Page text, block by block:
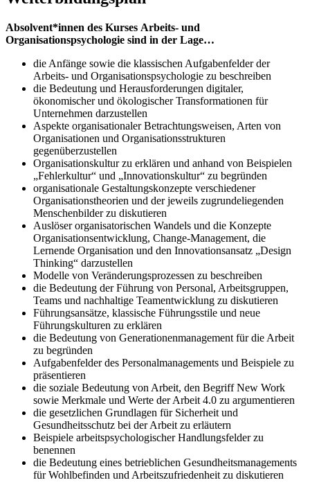
Absolvent*innen des Kurses Arbeits- und
Organisationspsychologie sind in der Lage…
die Anfänge sowie die klassischen Aufgabenfelder der
Arbeits- und Organisationspsychologie zu beschreiben
die Bedeutung und Herausforderungen digitaler,
ökonomischer und ökologischer Transformationen für
Unternehmen darzustellen
Aspekte organisationaler Betrachtungsweisen, Arten von
Organisationen und Organisationsstrukturen
gegenüberzustellen
Organisationskultur zu erklären und anhand von Beispielen
„Fehlerkultur“ und „Innovationskultur“ zu begründen
organisationale Gestaltungskonzepte verschiedener
Organisationstheorien und der jeweils zugrundeliegenden
Menschenbilder zu diskutieren
Auslöser organisatorischen Wandels und die Konzepte
Organisationsentwicklung, Change-Management, die
Lernende Organisation und den Innovationsansatz „Design
Thinking“ darzustellen
Modelle von Veränderungsprozessen zu beschreiben
die Bedeutung der Führung von Personal, Arbeitsgruppen,
Teams und nachhaltige Teamentwicklung zu diskutieren
Führungsansätze, klassische Führungsstile und neue
Führungskulturen zu erklären
die Bedeutung von Generationenmanagement für die Arbeit
zu begründen
Aufgabenfelder des Personalmanagements und Beispiele zu
präsentieren
die soziale Bedeutung von Arbeit, den Begriff New Work
sowie Merkmale und Werte der Arbeit 4.0 zu argumentieren
die gesetzlichen Grundlagen für Sicherheit und
Gesundheitsschutz bei der Arbeit zu erläutern
Beispiele arbeitspsychologischer Handlungsfelder zu
benennen
die Bedeutung eines betrieblichen Gesundheitsmanagements
für Wohlbefinden und Arbeitszufriedenheit zu diskutieren